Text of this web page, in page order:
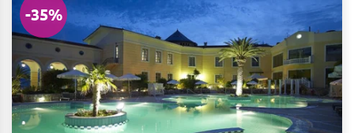
Ικαρία
Ίος
Ιωάννινα
Κ
-35%